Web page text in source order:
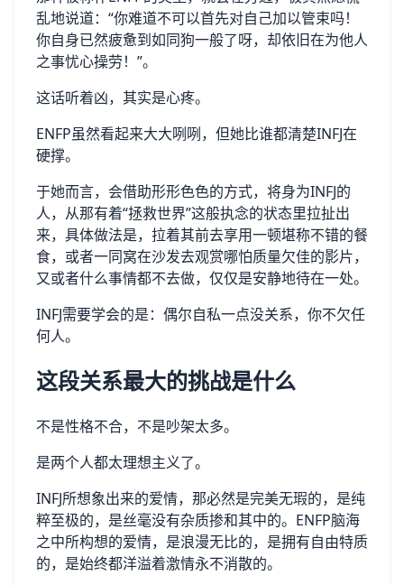
乱地说道：“你难道不可以首先对自己加以管束吗！
你自身已然疲惫到如同狗一般了呀，却依旧在为他人
之事忧心操劳！”。
这话听着凶，其实是心疼。
ENFP虽然看起来大大咧咧，但她比谁都清楚INFJ在
硬撑。
于她而言，会借助形形色色的方式，将身为INFJ的
人，从那有着“拯救世界”这般执念的状态里拉扯出
来，具体做法是，拉着其前去享用一顿堪称不错的餐
食，或者一同窝在沙发去观赏哪怕质量欠佳的影片，
又或者什么事情都不去做，仅仅是安静地待在一处。
INFJ需要学会的是：偶尔自私一点没关系，你不欠任
何人。
这段关系最大的挑战是什么
不是性格不合，不是吵架太多。
是两个人都太理想主义了。
INFJ所想象出来的爱情，那必然是完美无瑕的，是纯
粹至极的，是丝毫没有杂质掺和其中的。ENFP脑海
之中所构想的爱情，是浪漫无比的，是拥有自由特质
的，是始终都洋溢着激情永不消散的。